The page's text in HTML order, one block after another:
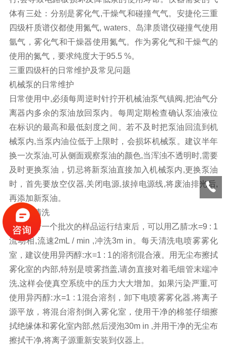
体有三处：分别是雾化气,干燥气和碰撞气气。安捷伦三重
四级杆质谱仪都使用氮气, waters、岛津质谱仪碰撞气使用
氩气，雾化气和干燥器使用氮气。作为雾化气和干燥气的
使用的氮气，要求纯度大于95.5 %。
三重四级杆的日常维护及常见问题
机械泵的日常维护
日常使用中,必须每周逆时针拧开机械油泵气镇阀,把油气分
离器内多余的泵油放回泵内。每周定期检查确认泵油液位
在标识的最高和最低刻度之间。若不及时把泵油回流到机
械泵内,当泵内油位低于上限时，会损坏机械泵。建议半年
换一次泵油,可从侧面观察泵油的颜色,当浑浊不透明时,需要
及时更换泵油，切忌将新泵油直接加入机械泵内,更换泵油
时，首先要放空仪器,关闭电源,拔掉电源线,将废油排光后,
再添加新泵油。
配件的清洗
每天或者一个批次的样品运行结束后，可以用乙腈:水=9 : 1
流动相,流速2mL / min ,冲洗3m in。每天清洗电喷雾雾化
室，建议使用异丙醇:水=1 : 1的溶剂混合液。用无尘布擦拭
雾化室的内部,特别是喷雾挡盖,请勿直接对着毛细管末端冲
洗,这样会使真空系统中的压力大大增加。如果污染严重,可
使用异丙醇:水=1 : 1混合溶剂，卸下电喷雾雾化器,将离子
源平放，将混台溶剂倒入雾化室，使用干净的棉签仔细擦
拭绝缘体和雾化室内部,然后浸泡30m in ,并用干净的无尘布
擦拭干净,将离子源重新安装到仪器上。